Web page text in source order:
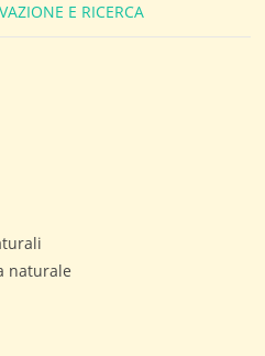
E RICERCA
naturale